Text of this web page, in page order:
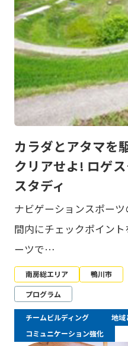
カラダとアタマを
クリアせよ! ロゲ
スタディ
ナビゲーションスポー
間内にチェックポイン
ーツで…
南房総エリア
鴨川市
プログラム
チームビルディング
地域
コミュニケーション強化